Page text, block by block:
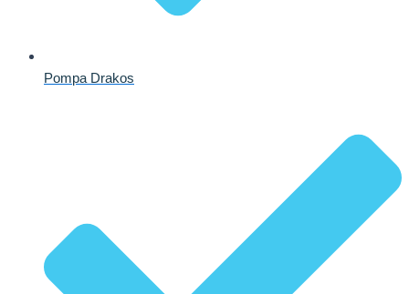
Pompa Drakos